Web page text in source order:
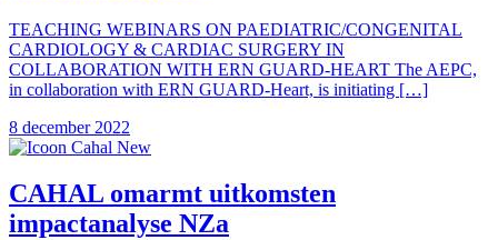
TEACHING WEBINARS ON PAEDIATRIC/CONGENITAL
CARDIOLOGY & CARDIAC SURGERY IN
COLLABORATION WITH ERN GUARD-HEART The AEPC,
in collaboration with ERN GUARD-Heart, is initiating […]
8 december 2022
CAHAL omarmt uitkomsten
impactanalyse NZa